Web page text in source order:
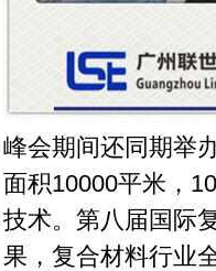
峰会期间还同期举
面积10000平米，
技术。第八届国际
果，复合材料行业